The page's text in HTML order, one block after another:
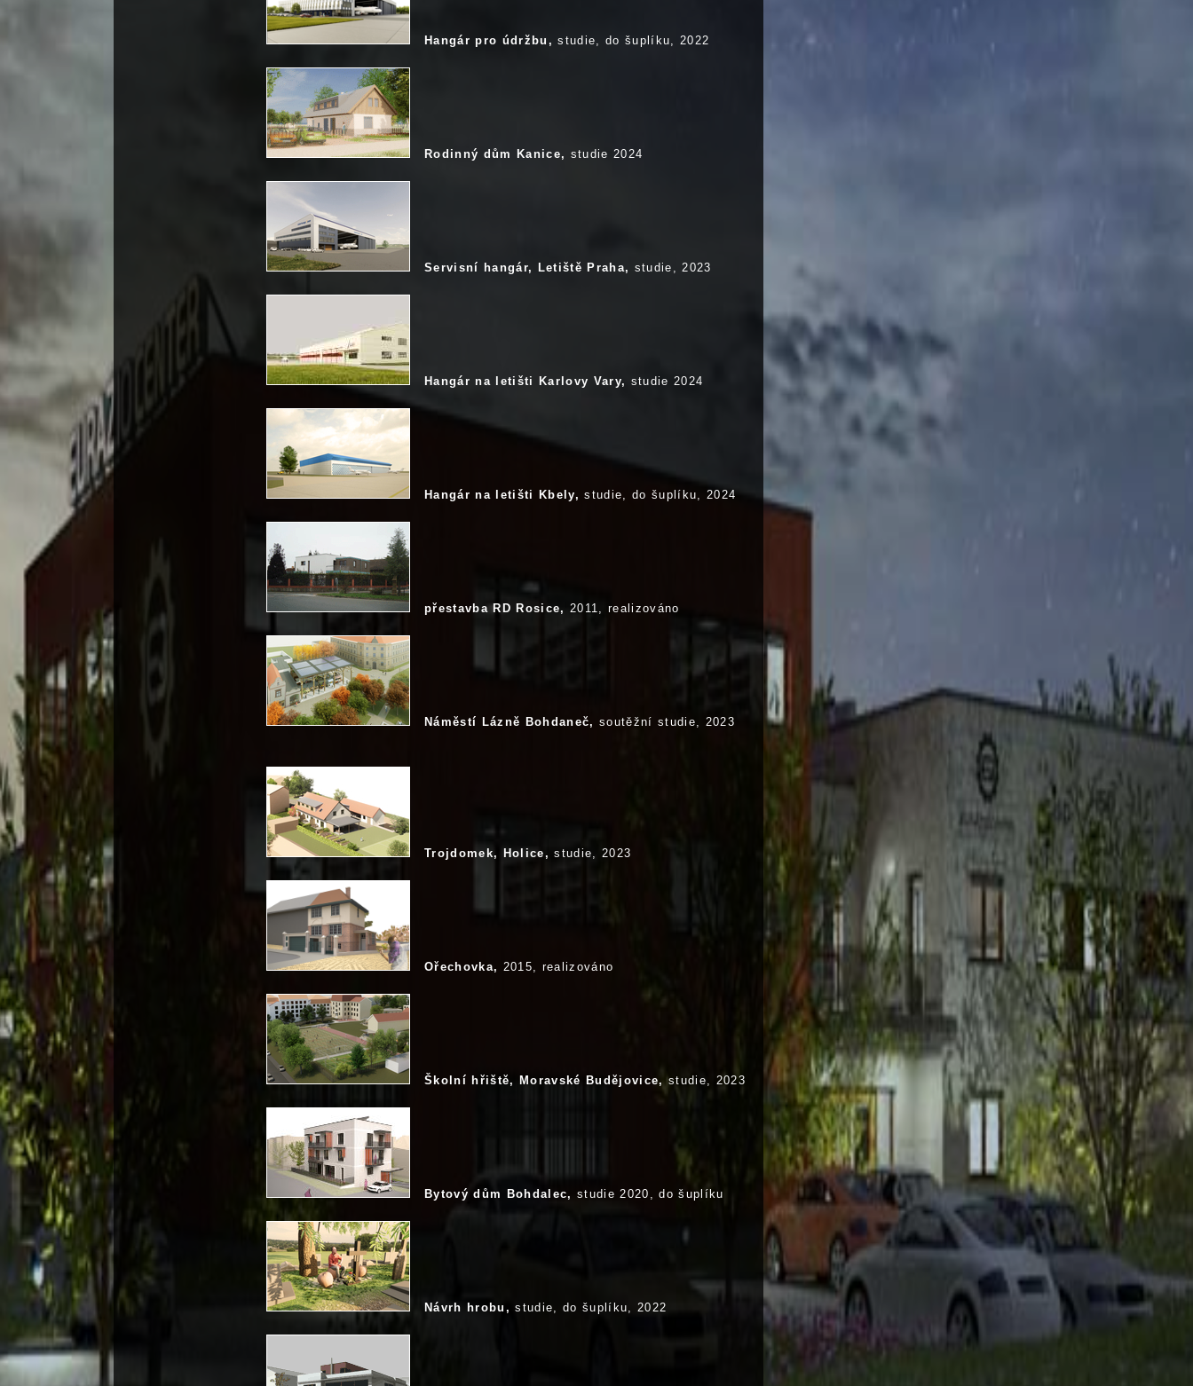
Hangár pro údržbu, studie, do šuplíku, 2022
Rodinný dům Kanice, studie 2024
Servisní hangár, Letiště Praha, studie, 2023
Hangár na letišti Karlovy Vary, studie 2024
Hangár na letišti Kbely, studie, do šuplíku, 2024
přestavba RD Rosice, 2011, realizováno
Náměstí Lázně Bohdaneč, soutěžní studie, 2023
Trojdomek, Holice, studie, 2023
Ořechovka, 2015, realizováno
Školní hřiště, Moravské Budějovice, studie, 2023
Bytový dům Bohdalec, studie 2020, do šuplíku
Návrh hrobu, studie, do šuplíku, 2022